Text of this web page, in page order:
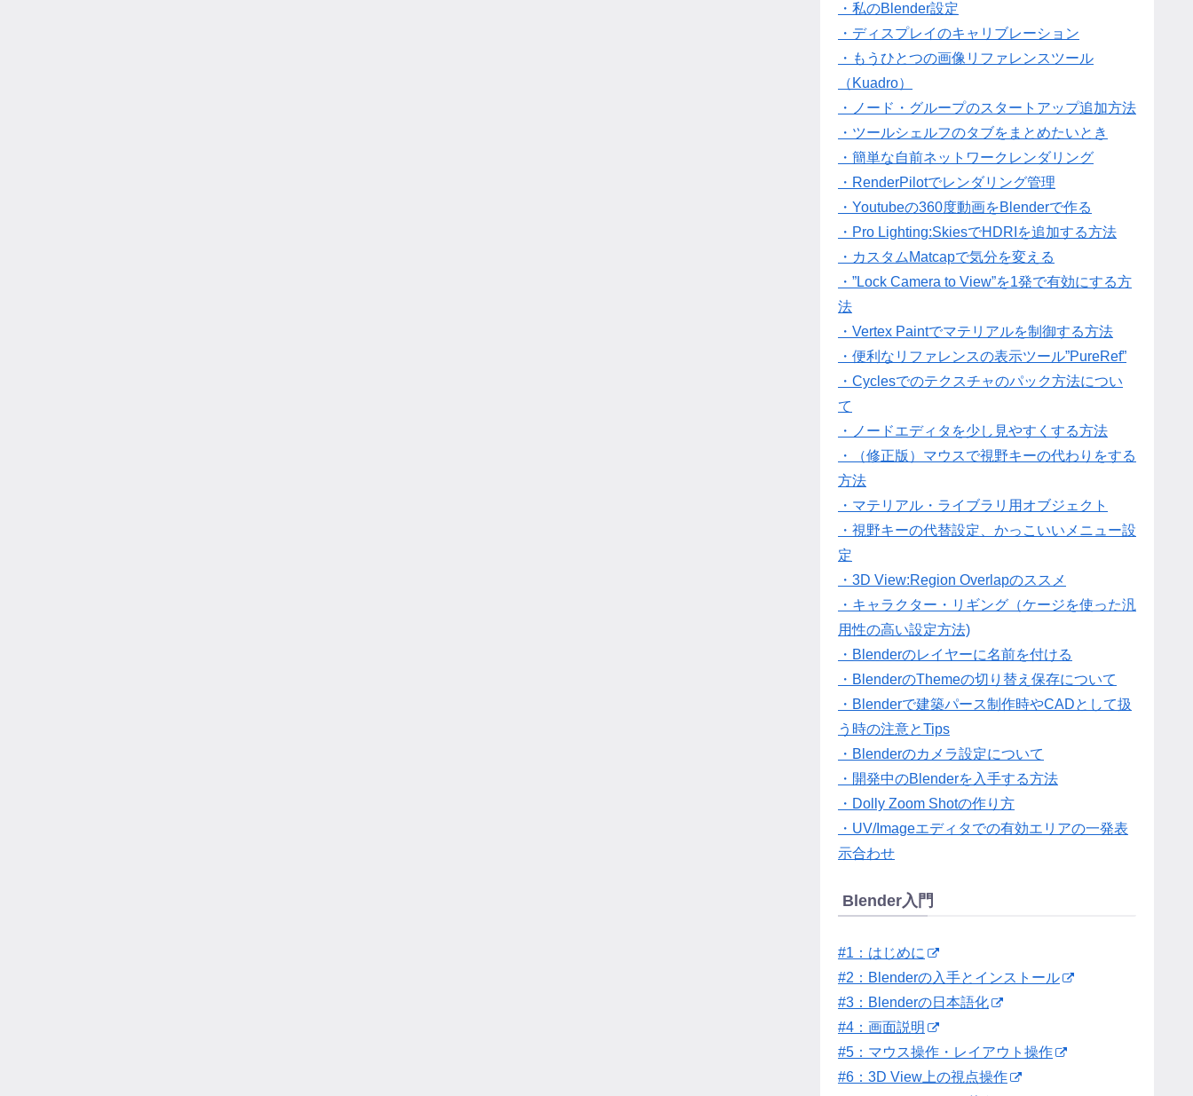
・私のBlender設定
・ディスプレイのキャリブレーション
・もうひとつの画像リファレンスツール
（Kuadro）
・ノード・グループのスタートアップ追加方法
・ツールシェルフのタブをまとめたいとき
・簡単な自前ネットワークレンダリング
・RenderPilotでレンダリング管理
・Youtubeの360度動画をBlenderで作る
・Pro Lighting:SkiesでHDRIを追加する方法
・カスタムMatcapで気分を変える
・”Lock Camera to View”を1発で有効にする方
法
・Vertex Paintでマテリアルを制御する方法
・便利なリファレンスの表示ツール”PureRef”
・Cyclesでのテクスチャのパック方法につい
て
・ノードエディタを少し見やすくする方法
・（修正版）マウスで視野キーの代わりをする
方法
・マテリアル・ライブラリ用オブジェクト
・視野キーの代替設定、かっこいいメニュー設
定
・3D View:Region Overlapのススメ
・キャラクター・リギング（ケージを使った汎
用性の高い設定方法)
・Blenderのレイヤーに名前を付ける
・BlenderのThemeの切り替え保存について
・Blenderで建築パース制作時やCADとして扱
う時の注意とTips
・Blenderのカメラ設定について
・開発中のBlenderを入手する方法
・Dolly Zoom Shotの作り方
・UV/Imageエディタでの有効エリアの一発表
示合わせ
Blender入門
#1：はじめに
#2：Blenderの入手とインストール
#3：Blenderの日本語化
#4：画面説明
#5：マウス操作・レイアウト操作
#6：3D View上の視点操作